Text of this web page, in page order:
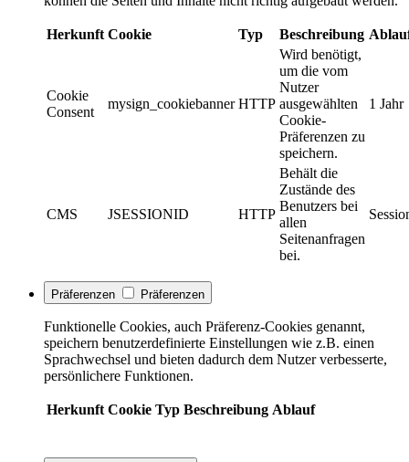
Herkunft Cookie Typ Beschreibung
Cookie
Consent
mysign_cookiebanner HTTP
Wird benötigt,
um die vom
Nutzer
ausgewählten
Cookie-
Präferenzen zu
speichern.
1 Jahr
CMS JSESSIONID HTTP
Behält die
Zustände des
Benutzers bei
allen
Seitenanfragen
bei.
Präferenzen Präferenzen
Funktionelle Cookies, auch Präferenz-Cookies genannt,
speichern benutzerdefinierte Einstellungen wie z.B. einen
Sprachwechsel und bieten dadurch dem Nutzer verbesserte,
persönlichere Funktionen.
Herkunft Cookie Typ Beschreibung Ablauf